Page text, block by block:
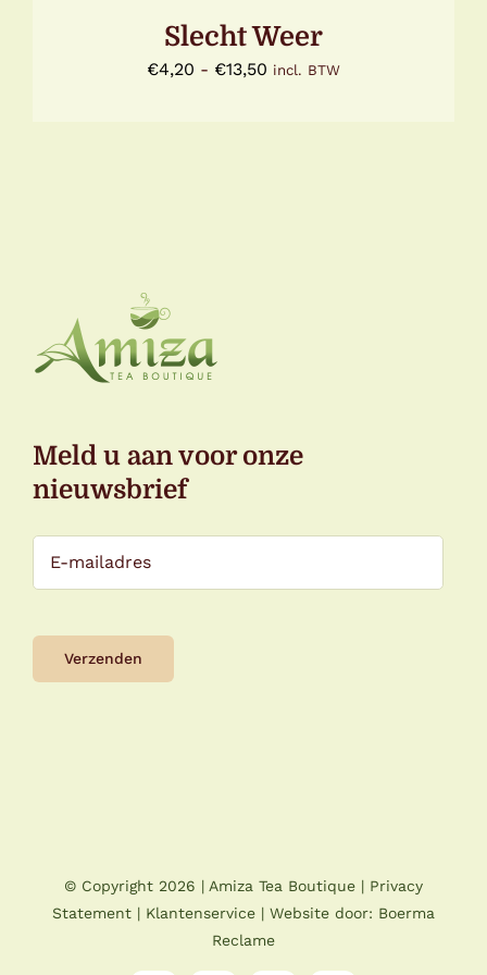
PRODUCTPAGINA
Slecht Weer
€4,20 - €13,50 Prijsklasse:
incl. BTW
Meld u aan voor onze
nieuwsbrief
© Copyright 2026 | Amiza Tea Boutique | Privacy
Statement | Klantenservice | Website door: Boerma
Reclame